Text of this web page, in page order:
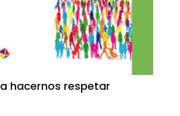
hacernos respetar